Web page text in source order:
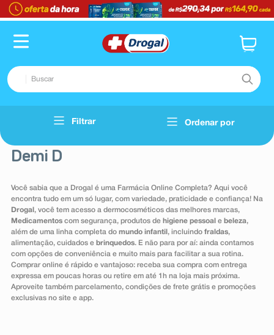
Buscar
Filtrar Ordenar por
Demi D
Você sabia que a Drogal é uma Farmácia Online Completa? Aqui você
encontra tudo em um só lugar, com variedade, praticidade e confiança! Na
Drogal , você tem acesso a dermocosméticos das melhores marcas,
Medicamentoscom segurança, produtos de higiene pessoal e beleza,
além de uma linha completa do mundo infantil , incluindo fraldas,
alimentação, cuidados e brinquedos. E não para por aí: ainda contamos
com opções de conveniência e muito mais para facilitar a sua rotina.
Comprar online é rápido e vantajoso: receba sua compra com entrega
expressa em poucas horas ou retire em até 1h na loja mais próxima.
Aproveite também parcelamento, condições de frete grátis e promoções
exclusivas no site e app.
TERMOS MAIS BUSCADOS
1º fralda
2º pampers confort sec max
3
6º desodorante
8º teste gravidez
9º esmalte
10ºabsorvente
TERMOS MAIS BUSCADOS
2º pampers confort sec max
4º lenço umedecido
5º tadalafila
6º desodorante
7º minoxidil
8º teste gravidez